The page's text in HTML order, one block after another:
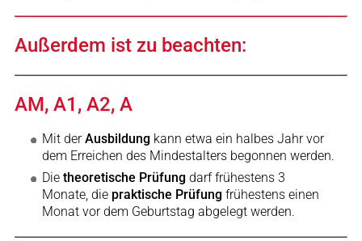
Außerdem ist zu beachten:
AM, A1, A2, A
Mit derAusbildung kann etwa ein halbes Jahr vor
dem Erreichen des Mindestalters begonnen werden.
Dietheoretische Prüfung darf frühestens 3
Monate, die praktische Prüfung frühestens einen
Monat vor dem Geburtstag abgelegt werden.